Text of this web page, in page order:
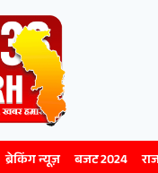
ब्रेकिंग न्यूज़ बजट 2024